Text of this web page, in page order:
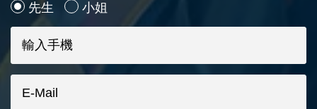
先生 小姐